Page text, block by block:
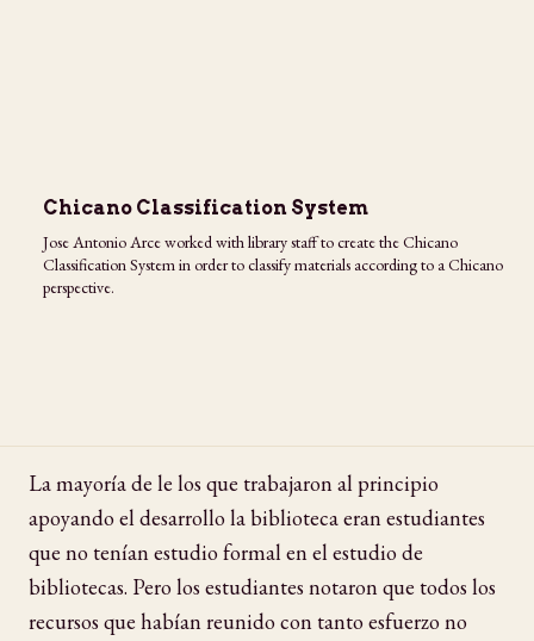
Chicano Classification System
Jose Antonio Arce worked with library staff to create the Chicano
Classification System in order to classify materials according to a Chicano
perspective.
La mayoría de le los que trabajaron al principio
apoyando el desarrollo la biblioteca eran estudiantes
que no tenían estudio formal en el estudio de
bibliotecas. Pero los estudiantes notaron que todos los
recursos que habían reunido con tanto esfuerzo no